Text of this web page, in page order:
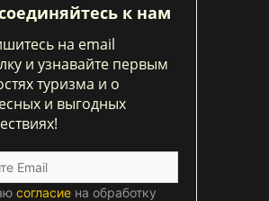
к нам
на email
и узнавайте первым
туризма и о
и выгодных
согласие на обработку